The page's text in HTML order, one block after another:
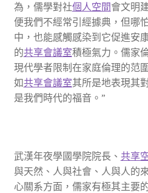
為，儒學對社個人空間會文明
便我們不經常引經據典，但哪
中，也能感觸感染到它促進安
的共享會議室積極氣力。儒家
現代學者限制在家庭倫理的范
如共享會議室其所是地表現其
是我們時代的福音。”
武漢年夜學國學院院長、 共享
與天然、人與社會、人與人的
心關系方面，儒家有極其主要